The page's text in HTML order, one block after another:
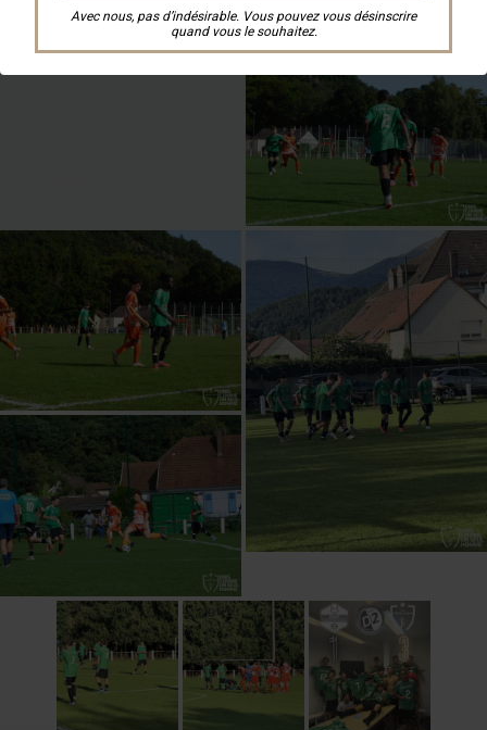
Avec nous, pas d’indésirable. Vous pouvez vous désinscrire
quand vous le souhaitez.